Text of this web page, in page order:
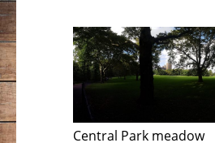
Central Park meadow